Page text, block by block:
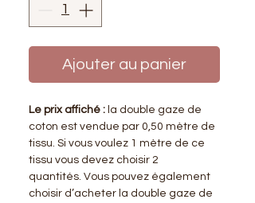
Ajouter au panier
Le prix affiché : la double gaze de
coton est vendue par 0,50 mètre de
tissu. Si vous voulez 1 mètre de ce
tissu vous devez choisir 2
quantités. Vous pouvez également
choisir d’acheter la double gaze de